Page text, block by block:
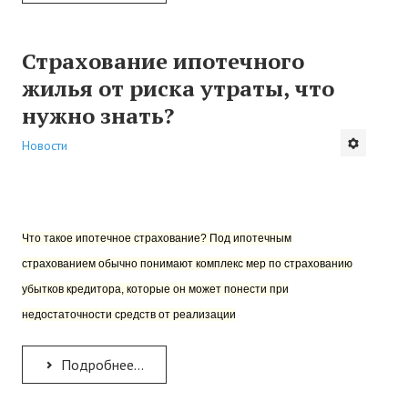
Страхование ипотечного
жилья от риска утраты, что
нужно знать?
Новости
Что такое ипотечное страхование? Под ипотечным
страхованием обычно понимают комплекс мер по страхованию
убытков кредитора, которые он может понести при
недостаточности средств от реализации
Подробнее...